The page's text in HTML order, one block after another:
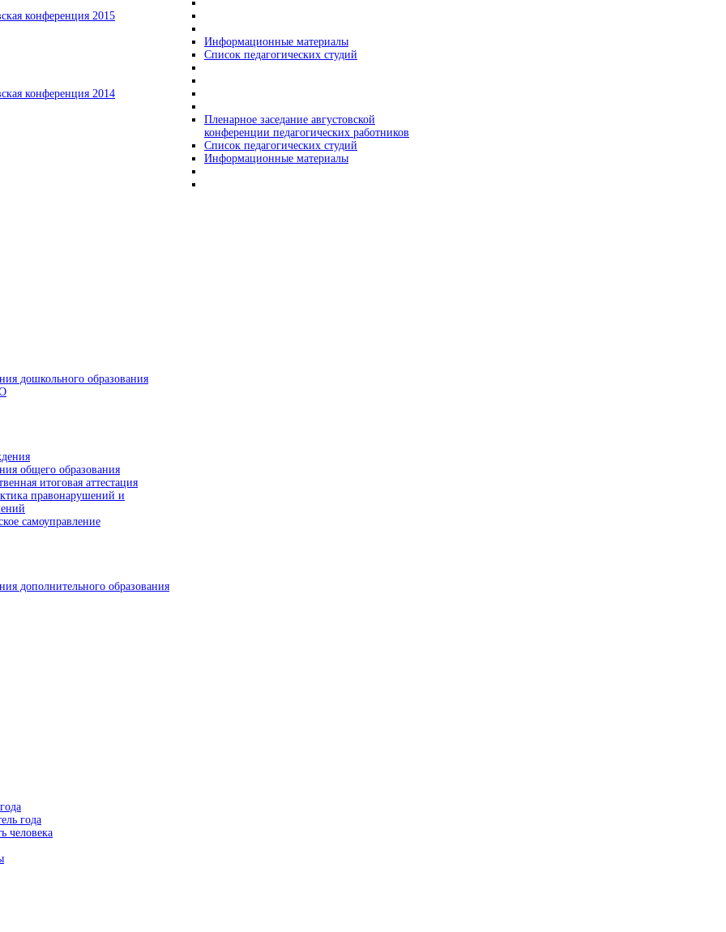
конференция 2015
Информационные материалы
Список педагогических студий
конференция 2014
Пленарное заседание августовской
конференции педагогических работников
Список педагогических студий
Информационные материалы
дошкольного образования
общего образования
итоговая аттестация
правонарушений и
самоуправление
дополнительного образования
года
человека